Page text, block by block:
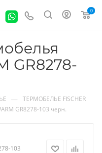
0
GR8278-
— ТЕРМОБЕЛЬЕ FISCHER
GR8278-103 черн.
103